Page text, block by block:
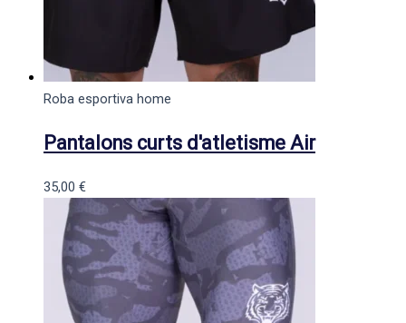
Roba esportiva home
Pantalons curts d'atletisme Air
35,00 €